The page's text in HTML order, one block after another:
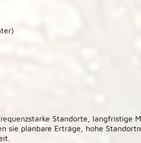
Standorte, langfristige
sie planbare Erträge, hohe